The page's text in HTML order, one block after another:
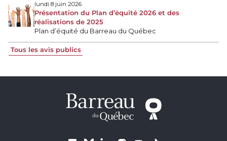
lundi 8 juin 2026
Présentation du Plan d’équité 2026 et des
réalisations de 2025
Plan d’équité du Barreau du Québec
Tous les avis publics